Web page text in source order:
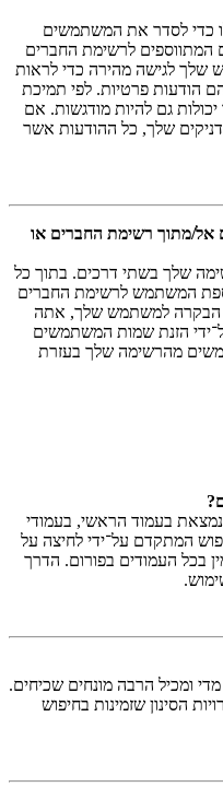
כדי לסדר את המשתמשים
לרשימת החברים
לגישה מהירה כדי לראות
הודעות פרטיות. לפי תמיכת
גם להיות מודגשות. אם
שלך, כל ההודעות אשר
אל/מתוך רשימת החברים או
שלך בשתי דרכים. בתוך כל
המשתמש לרשימת החברים
הבקרה למשתמש שלך, אתה
הזנת שמות המשתמשים
מהרשימה שלך בעזרת
בעמוד הראשי, בעמודי
המתקדם על־ידי לחיצה על
בכל העמודים בפורום. הדרך
ומכיל הרבה מונחים שכיחים.
הסינון שזמינות בחיפוש